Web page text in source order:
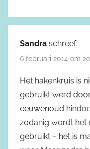
Sandra schreef:
6 februari 2014 om
Het hakenkruis is
gebruikt werd
eeuwenoud
zodanig wordt het
gebruikt – het is